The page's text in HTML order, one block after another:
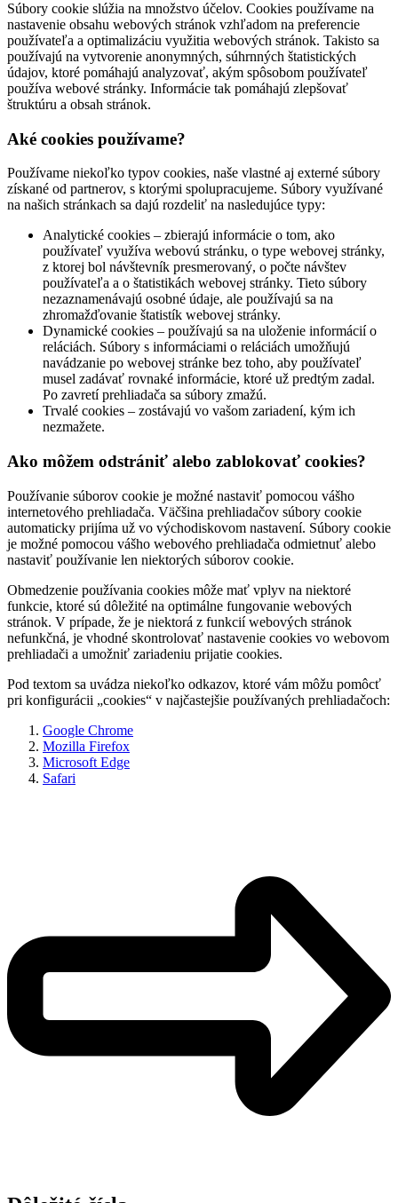
Súbory cookie slúžia na množstvo účelov. Cookies používame na
nastavenie obsahu webových stránok vzhľadom na preferencie
používateľa a optimalizáciu využitia webových stránok. Takisto sa
používajú na vytvorenie anonymných, súhrnných štatistických
údajov, ktoré pomáhajú analyzovať, akým spôsobom používateľ
používa webové stránky. Informácie tak pomáhajú zlepšovať
štruktúru a obsah stránok.
Aké cookies používame?
Používame niekoľko typov cookies, naše vlastné aj externé súbory
získané od partnerov, s ktorými spolupracujeme. Súbory využívané
na našich stránkach sa dajú rozdeliť na nasledujúce typy:
Analytické cookies – zbierajú informácie o tom, ako
používateľ využíva webovú stránku, o type webovej stránky,
z ktorej bol návštevník presmerovaný, o počte návštev
používateľa a o štatistikách webovej stránky. Tieto súbory
nezaznamenávajú osobné údaje, ale používajú sa na
zhromažďovanie štatistík webovej stránky.
Dynamické cookies – používajú sa na uloženie informácií o
reláciách. Súbory s informáciami o reláciách umožňujú
navádzanie po webovej stránke bez toho, aby používateľ
musel zadávať rovnaké informácie, ktoré už predtým zadal.
Po zavretí prehliadača sa súbory zmažú.
Trvalé cookies – zostávajú vo vašom zariadení, kým ich
nezmažete.
Ako môžem odstrániť alebo zablokovať cookies?
Používanie súborov cookie je možné nastaviť pomocou vášho
internetového prehliadača. Väčšina prehliadačov súbory cookie
automaticky prijíma už vo východiskovom nastavení. Súbory cookie
je možné pomocou vášho webového prehliadača odmietnuť alebo
nastaviť používanie len niektorých súborov cookie.
Obmedzenie používania cookies môže mať vplyv na niektoré
funkcie, ktoré sú dôležité na optimálne fungovanie webových
stránok. V prípade, že je niektorá z funkcií webových stránok
nefunkčná, je vhodné skontrolovať nastavenie cookies vo webovom
prehliadači a umožniť zariadeniu prijatie cookies.
Pod textom sa uvádza niekoľko odkazov, ktoré vám môžu pomôcť
pri konfigurácii „cookies“ v najčastejšie používaných prehliadačoch:
Google Chrome
Mozilla Firefox
Microsoft Edge
Safari